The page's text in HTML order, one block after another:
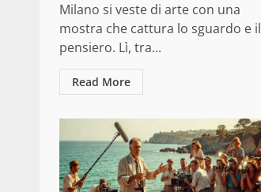
Milano si veste di arte con una
mostra che cattura lo sguardo e il
pensiero. Lì, tra...
Read More